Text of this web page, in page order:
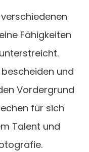
Fähigkeiten
und
Vordergrund
für sich
Talent und